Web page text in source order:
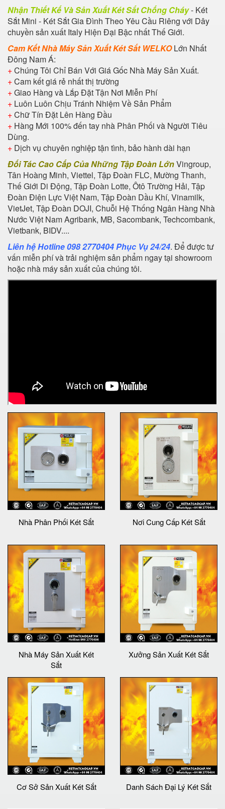
Nhận Thiết Kế Và Sản Xuất Két Sắt Chống Cháy- Két
Sắt Mini - Két Sắt Gia Đình Theo Yêu Cầu Riêng với Dây
chuyền sản xuất Italy Hiện Đại Bậc nhất Thế Giới.
Cam Kết Nhà Máy Sản Xuất Két Sắt WELKOLớn Nhất
Đông Nam Á:
+Chúng Tôi Chỉ Bán Với Giá Gốc Nhà Máy Sản Xuất.
+Cam kết giá rẻ nhất thị trường
+Giao Hàng và Lắp Đặt Tận Nơi Miễn Phí
+ Luôn Luôn Chịu Tránh Nhiệm Về Sản Phẩm
+Chữ Tín Đặt Lên Hàng Đầu
+ Hàng Mới 100% đến tay nhà Phân Phối và Người Tiêu
Dùng.
+ Dịch vụ chuyên nghiệp tận tình, bảo hành dài hạn
Đối Tác Cao Cấp Của Những Tập Đoàn LớnVingroup,
Tân Hoàng Minh, Viettel, Tập Đoàn FLC, Mường Thanh,
Thế Giới Di Động, Tập Đoàn Lotte, Ôtô Trường Hải, Tập
Đoàn Điện Lực Việt Nam, Tập Đoàn Dầu Khí, Vinamilk,
VietJet, Tập Đoàn DOJI, Chuỗi Hệ Thống Ngân Hàng Nhà
Nước Việt Nam Agribank, MB, Sacombank, Techcombank,
Vietbank, BIDV....
Liên hệ Hotline 098 2770404 Phục Vụ 24/24. Để được tư
vấn miễn phí và trải nghiệm sản phẩm ngay tại showroom
hoặc nhà máy sản xuất của chúng tôi.
Nhà Phân Phối Két Sắt Nơi Cung Cấp Két Sắt
Nhà Máy Sản Xuất Két
Sắt
Xưởng Sản Xuất Két Sắt
Cơ Sở Sản Xuất Két Sắt Danh Sách Đại Lý Két Sắt